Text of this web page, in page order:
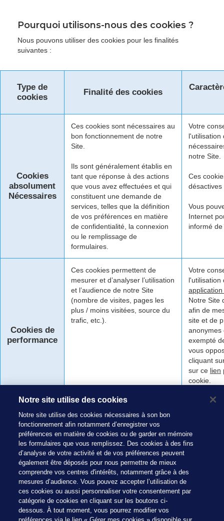
Pourquoi utilisons-nous des cookies ?
Nous pouvons utiliser des cookies pour les finalités
suivantes :
Type de
cookies
Finalité des cookies
Cookies
absolument
Nécessaires
Ces cookies sont nécessaires au
bon fonctionnement de notre
Site.
Ils sont généralement établis en
tant que réponse à des actions
que vous avez effectuées et qui
constituent une demande de
services, telles que la définition
de vos préférences en matière
de confidentialité, la connexion
ou le remplissage de
formulaires.
Votre
l'utilisation
notre Site.
Ces
Vous
Internet
informé
Cookies de
performance
Ces cookies permettent de
mesurer et d’analyser l’utilisation
et l’audience de notre Site
(nombre de visites, pages les
plus / moins visitées, source du
trafic, etc.).
Votre
l'utilisation
Notre Site
afin de
site et de
anonymes
exempté
vous
cliquant
sur ce lien
cookie.
Nous contacter
Pour toutes questions et demandes d’informations
concernant notre Politique Cookies, ou pour exercer l’un
quelconque de vos droits concernant le traitement de vos
données personnelles opéré au travers de notre Site, vous
pouvez nous contacter par mail àdpo@fr.lactalis.comou
par courrier postal à l’adresse DPO – LGPO – Direction des
Affaires Juridiques 10 à 20 rue Adolphe Beck 53000 Laval
Notre site utilise des cookies
Notre site utilise des cookies nécessaires à son bon
fonctionnement afin notamment d’enregistrer vos
préférences en matière de cookies ou de garder en mémoire
les formulaires que vous remplissez. Des cookies à des fins
d’analyse de votre activité et de vos préférences peuvent
également être déposés pour nous permettre de mieux
comprendre vos centres d'intérêts, notamment grâce à des
mesures d’audience. Vous pouvez accepter l’utilisation de
ces cookies ou aussi personnaliser votre consentement par
catégorie de cookies en cliquant sur les boutons ci-
dessous. À tout moment, vous pourrez modifier vos